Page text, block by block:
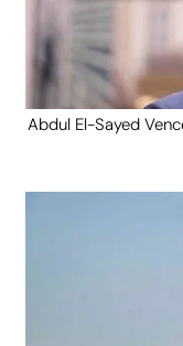
Abdul El-Sayed